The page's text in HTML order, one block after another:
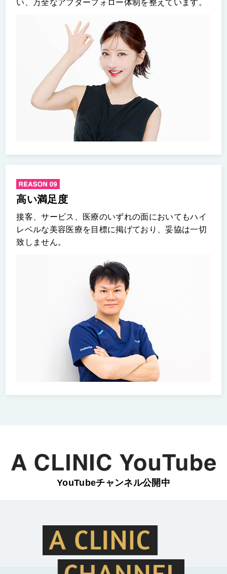
い、万全なアフターフォロー体制を整えています。
高い満足度
接客、サービス、医療のいずれの面においてもハイ
レベルな美容医療を目標に掲げており、妥協は一切
致しません。
YouTubeチャンネル公開中